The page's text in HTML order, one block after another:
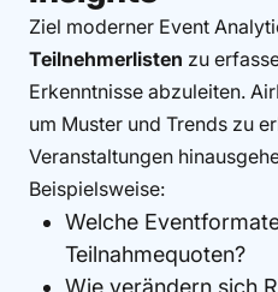
Ziel moderner Event
Teilnehmerlisten zu
Erkenntnisse abzuleiten.
um Muster und Trends zu
Veranstaltungen
Beispielsweise:
Welche
Teilnahmequoten?
Wie verändern sich